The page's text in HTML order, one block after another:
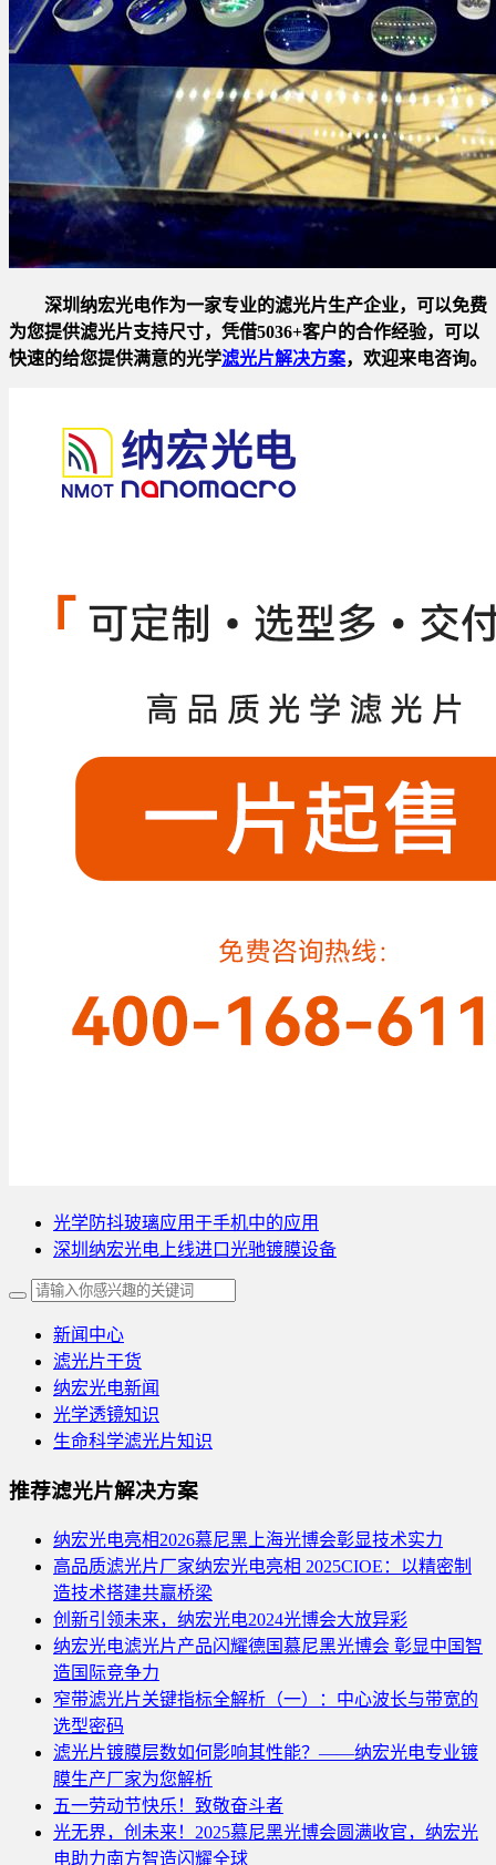
深圳纳宏光电作为一家专业的滤光片生产企业，可以免费
为您提供滤光片支持尺寸，凭借5036+客户的合作经验，可以
快速的给您提供满意的光学滤光片解决方案，欢迎来电咨询。
光学防抖玻璃应用于手机中的应用
深圳纳宏光电上线进口光驰镀膜设备
新闻中心
滤光片干货
纳宏光电新闻
光学透镜知识
生命科学滤光片知识
推荐滤光片解决方案
纳宏光电亮相2026慕尼黑上海光博会彰显技术实力
高品质滤光片厂家纳宏光电亮相 2025CIOE：以精密制
造技术搭建共赢桥梁
创新引领未来，纳宏光电2024光博会大放异彩
纳宏光电滤光片产品闪耀德国慕尼黑光博会 彰显中国智
造国际竞争力
窄带滤光片关键指标全解析（一）：中心波长与带宽的
选型密码
滤光片镀膜层数如何影响其性能？——纳宏光电专业镀
膜生产厂家为您解析
五一劳动节快乐！致敬奋斗者
光无界，创未来！2025慕尼黑光博会圆满收官，纳宏光
电助力南方智造闪耀全球